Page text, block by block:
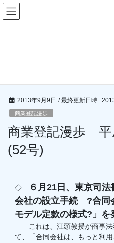
コ
ン
ナ
ビ
2013年9月9日 / 最終更新日時 :
商業登記漫歩
商業登記漫歩 平
(52号)
◇
６月21日、東京司
会社の設立手続 ?合同
モデル定款の様式?」を
これは、江頭教授が商事法
て、「合同会社は、もっと利